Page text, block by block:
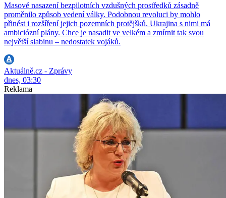
Masové nasazení bezpilotních vzdušných prostředků zásadně
proměnilo způsob vedení války. Podobnou revoluci by mohlo
přinést i rozšíření jejich pozemních protějšků. Ukrajina s nimi má
ambiciózní plány. Chce je nasadit ve velkém a zmírnit tak svou
největší slabinu – nedostatek vojáků.
Aktuálně.cz - Zprávy
dnes, 03:30
Reklama